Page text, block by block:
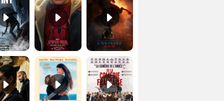
Le Triangle d'or Bande-annonce VF De la Comédie-Française Teaser VF